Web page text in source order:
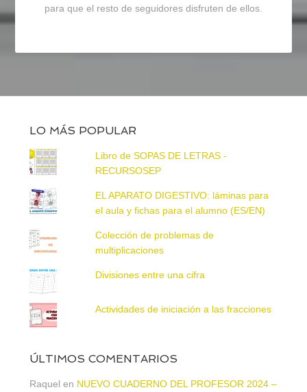
para que el resto de seguidores disfruten de ellos.
LO MÁS POPULAR
Libro de SOPAS DE LETRAS -
RECURSOSEP
EL APARATO DIGESTIVO: láminas para
el aula y fichas para el alumno (ES/EN)
Colección de problemas de
multiplicaciones
Divisiones entre una cifra
Actividades de iniciación a las fracciones
ÚLTIMOS COMENTARIOS
Raquel en NUEVO CUADERNO DEL PROFESOR 2024 –